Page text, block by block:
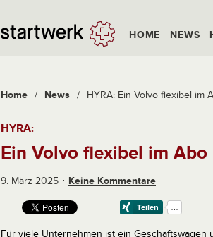
HOME NEWS
Home / News / HYRA: Ein Volvo flexibel im
HYRA:
Ein Volvo flexibel im Abo
9. März 2025 Keine Kommentare
Für viele Unternehmen ist ein Geschäftswagen